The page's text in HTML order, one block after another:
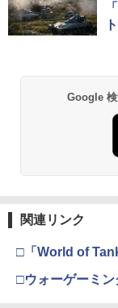
Google 検
関連リンク
□「World of
□ウォーゲーミ